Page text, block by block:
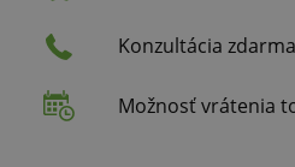
Konzultácia zdarma
Možnosť vrátenia